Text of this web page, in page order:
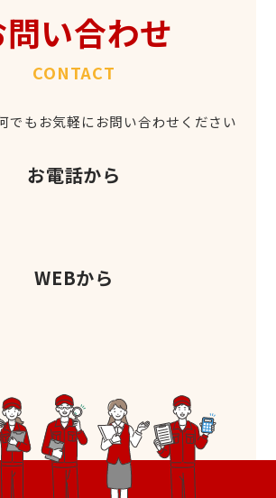
問い合わせ
CONTACT
でもお気軽にお問い合わせください
お電話から
WEBから